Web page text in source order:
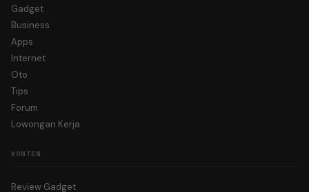
Gadget
Business
Apps
Internet
Oto
Tips
Forum
Lowongan Kerja
KONTEN
Review Gadget